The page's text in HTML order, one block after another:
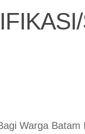
Warga